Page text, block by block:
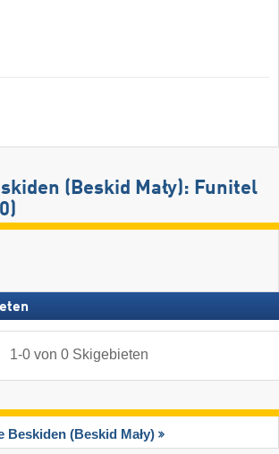
(Beskid Mały): Funitel
1-0von 0 Skigebieten
Beskiden (Beskid Mały)